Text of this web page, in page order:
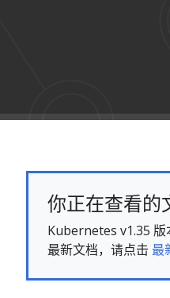
你正在查看的
Kubernetes v1.35 版
最新文档，请点击 最